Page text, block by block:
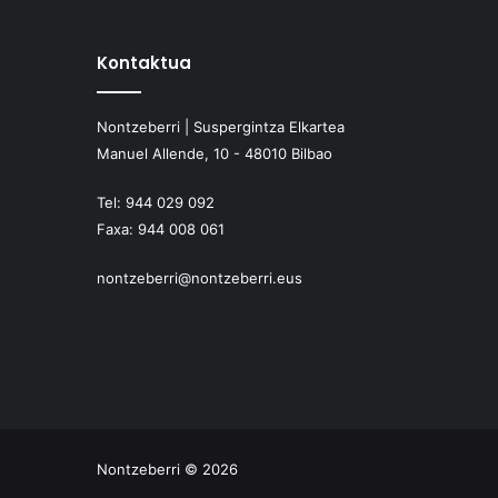
Kontaktua
Nontzeberri | Suspergintza Elkartea
Manuel Allende, 10 - 48010 Bilbao
Tel: 944 029 092
Faxa: 944 008 061
nontzeberri@nontzeberri.eus
Nontzeberri © 2026